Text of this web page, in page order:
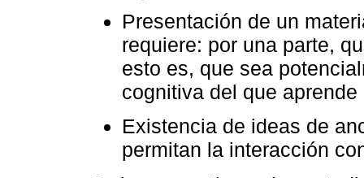
Presentación de un
requiere: por una parte,
esto es, que sea
cognitiva del que
Existencia de ideas de
permitan la interacción